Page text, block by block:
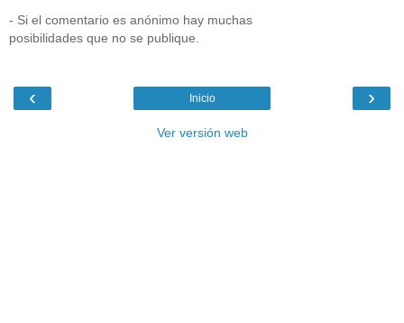
- Si el comentario es anónimo hay muchas
posibilidades que no se publique.
‹ ›
Inicio
Ver versión web